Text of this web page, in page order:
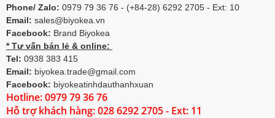
Phone/ Zalo: 0979 79 36 76 - (+84-28) 6292 2705 - Ext: 10
Email: sales@biyokea.vn
Facebook: Brand Biyokea
* Tư vấn bán lẻ & online:
Tel: 0938 383 415
Email: biyokea.trade@gmail.com
Facebook: biyokeatinhdauthanhxuan
Hotline: 0979 79 36 76
Hỗ trợ khách hàng: 028 6292 2705 - Ext: 11